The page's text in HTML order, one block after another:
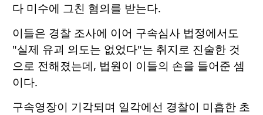
다 미수에 그친 혐의를 받는다.
이들은 경찰 조사에 이어 구속심사 법정에서도
"실제 유괴 의도는 없었다"는 취지로 진술한 것
으로 전해졌는데, 법원이 이들의 손을 들어준 셈
이다.
구속영장이 기각되며 일각에선 경찰이 미흡한 초